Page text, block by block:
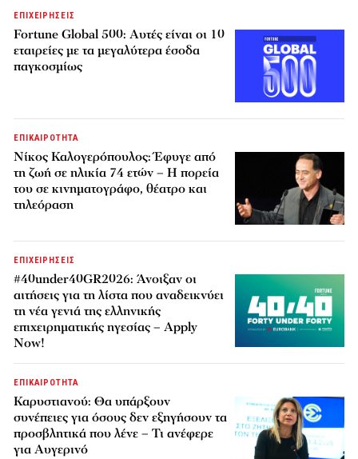
ΕΠΙΧΕΙΡΗΣΕΙΣ
Fortune Global 500: Αυτές είναι οι 10
εταιρείες με τα μεγαλύτερα έσοδα
παγκοσμίως
ΕΠΙΚΑΙΡΟΤΗΤΑ
Νίκος Καλογερόπουλος: Έφυγε από
τη ζωή σε ηλικία 74 ετών – Η πορεία
του σε κινηματογράφο, θέατρο και
τηλεόραση
ΕΠΙΧΕΙΡΗΣΕΙΣ
#40under40GR2026: Άνοιξαν οι
αιτήσεις για τη λίστα που αναδεικνύει
τη νέα γενιά της ελληνικής
επιχειρηματικής ηγεσίας – Apply
Now!
ΕΠΙΚΑΙΡΟΤΗΤΑ
Καρυστιανού: Θα υπάρξουν
συνέπειες για όσους δεν εξηγήσουν τα
προσβλητικά που λένε – Τι ανέφερε
για Αυγερινό